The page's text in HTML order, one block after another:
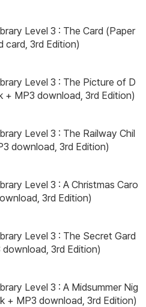
Level 3 : The Card (Paper
card, 3rd Edition)
Level 3 : The Picture of D
+ MP3 download, 3rd Edition)
Level 3 : The Railway Chil
download, 3rd Edition)
Level 3 : A Christmas Caro
3rd Edition)
Level 3 : The Secret Gard
3rd Edition)
Level 3 : A Midsummer Nig
+ MP3 download, 3rd Edition)